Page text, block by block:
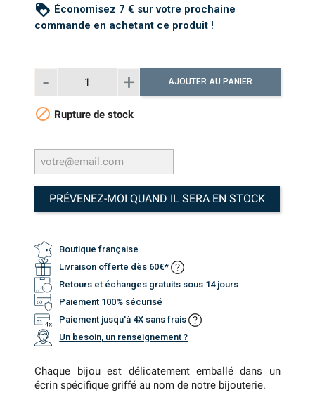
loyalty Économisez 7 € sur votre prochaine
commande en achetant ce produit !
AJOUTER AU PANIER
 Rupture de stock
PRÉVENEZ-MOI QUAND IL SERA EN STOCK
Boutique française
Livraison offerte dès 60€*
Retours et échanges gratuits sous 14 jours
Paiement 100% sécurisé
Paiement jusqu'à 4X sans frais
Un besoin, un renseignement ?
Chaque bijou est délicatement emballé dans un
écrin spécifique griffé au nom de notre bijouterie.